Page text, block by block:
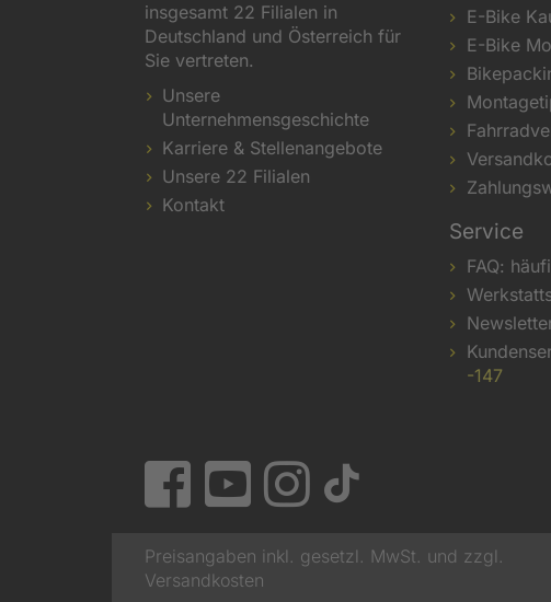
insgesamt 22 Filialen in
Deutschland und Österreich für
Sie vertreten.
Unsere
Unternehmensgeschichte
Karriere & Stellenangebote
Unsere 22 Filialen
Kontakt
E-Bike
E-Bike
Service
FAQ:
-147
Preisangaben inkl. gesetzl. MwSt. und zzgl.
Versandkosten